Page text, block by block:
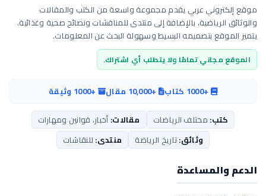
موقع إلكتروني عربي يقدم مجموعة واسعة من الكتب والمقالات
والوثائق الرياضية، بالإضافة إلى منتدى للمناقشات ونصائح صحية وغذائية.
يتميز الموقع بتصميمه البسيط وسهولة البحث عن المعلومات.
الموقع مجاني تمامًا ولا يتطلب أي اشتراك.
+1000 كتاب +10,000 مقال
+1000 وثيقة
كتب: مختلف الرياضات مقالات: أخبار، قوانين ومهارات
وثائق:تاريخ الرياضة منتدى: للنقاشات
الدعم والمساعدة